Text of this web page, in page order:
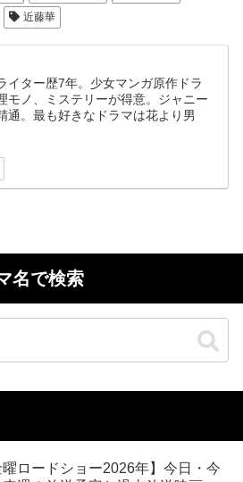
近藤華
イター歴7年。少女マンガ原作ドラ
モノ、ミステリーが得意。ジャニー
通。最も好きなドラマは花より男
名で検索
曜ロードショー2026年】今日・今